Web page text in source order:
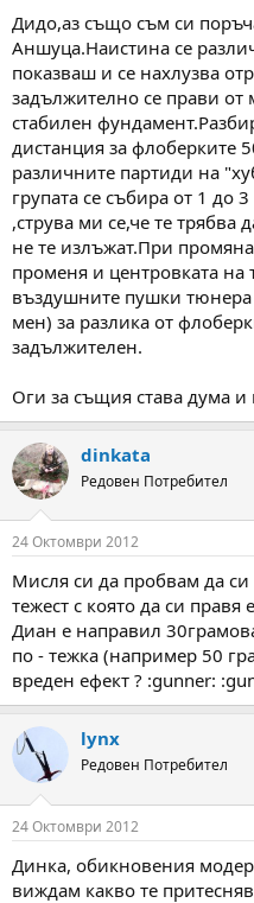
Дидо,аз също съм си
Аншуца.Наистина се
показваш и се нахлузва
задължително се прави
стабилен
дистанция за флоберките
различните партиди на
групата се събира от 1
,струва ми се,че те трябва
не те излъжат.При
променя и центровката
въздушните пушки
мен) за разлика от
задължителен.
Оги за същия става дума и
dinkata
Редовен Потребител
24 Октомври 2012
Мисля си да пробвам да си
тежест с която да си
Диан е направил
по - тежка (например 50
вреден ефект ? :gunner:
lynx
Редовен Потребител
24 Октомври 2012
Динка, обикновения
виждам какво те